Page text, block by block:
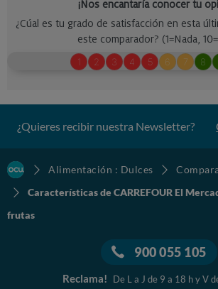
¿Quieres recibir nuestra Newsletter?
Alimentación : Dulces
Características de CARREFOUR El
frutas
900 055 105
Reclama! De L a J de 9 a 18 h y V